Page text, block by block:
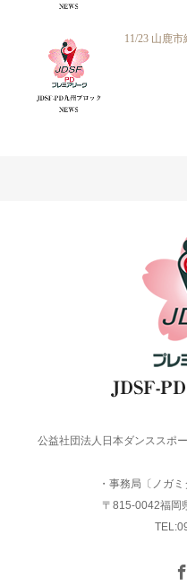
11/23 山鹿
公益社団法人日本ダンススポ
・事務局〔ノガ
〒815-0042福岡